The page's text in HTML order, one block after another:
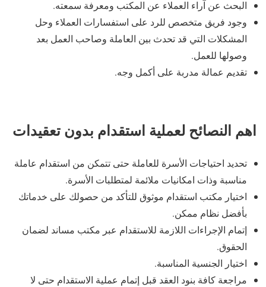
البحث عن آراء العملاء عن المكتب ومعرفة سمعته.
وجود فريق متخصص للرد على استفسارات العملاء وحل
المشكلات التي قد تحدث بين العاملة وصاحب العمل بعد
وصولها للعمل.
تقديم عمالة مدربة على أكمل وجه.
اهم النصائح لعملية استقدام بدون تعقيدات
تحديد احتياجات الأسرة للعاملة حتى تتمكن من استقدام عاملة
مناسبة وذات امكانيات ملائمة لمتطلبات الأسرة.
اختيار مكتب استقدام موثوق للتأكد من حصولك على خدماتك
بأفضل نظام ممكن.
إتمام الإجراءات اللازمة للاستقدام عبر مكتب مساند لضمان
الحقوق.
اختيار الجنسية المناسبة.
مراجعة كافة بنود العقد قبل إتمام عملية الاستقدام حتى لا